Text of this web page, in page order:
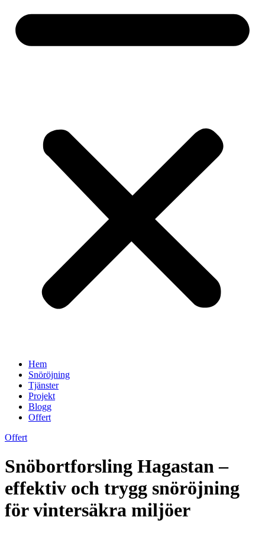
Hem
Snöröjning
Tjänster
Projekt
Blogg
Offert
Offert
Snöbortforsling Hagastan –
effektiv och trygg snöröjning
för vintersäkra miljöer